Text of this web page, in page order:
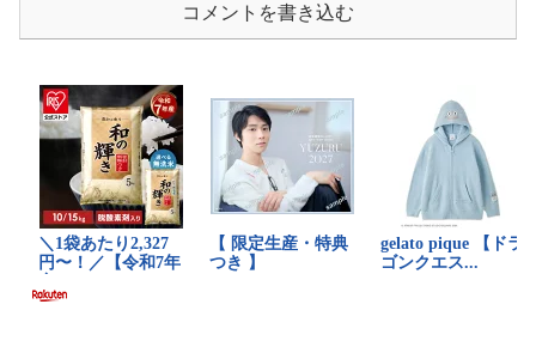
コメントを書き込む